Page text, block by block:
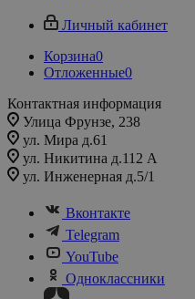
Личный кабинет
Корзина0
Отложенные0
Контактная информация
Улица Фрунзе, 238​
ул. Мира д.61
ул. Никитина д.112 А
ул. Инженерная д.5/1
Вконтакте
Telegram
YouTube
Одноклассники